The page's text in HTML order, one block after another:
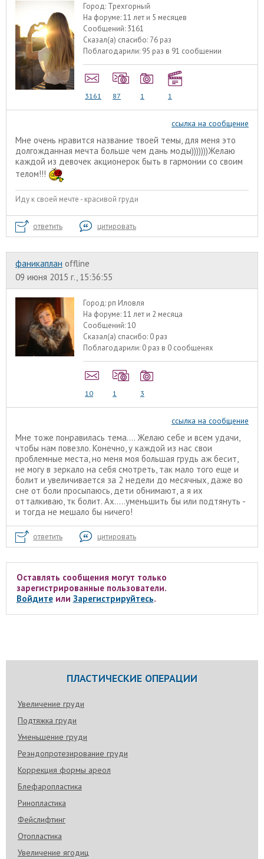
Город: Трехгорный
На форуме:11 лет и 5 месяцев
Сообщений: 3161
Сказал(а) спасибо: 76 раз
Поблагодарили: 95 раз в 91 сообщении
3161 87 1 1
ссылка на сообщение
Мне очень нравится название твоей темы, для меня это
долгожданная мечта больше чем дань моды)))))))Желаю
каждой из девочек акционерок быть в гармонии со своим
телом!!!
Иду к своей мечте - красивой груди
ответить цитировать
фаникаплан offline
09 июня 2015 г., 15:36:55
Город: рп Иловля
На форуме:11 лет и 2 месяца
Сообщений:10
Сказал(а) спасибо: 0 раз
Поблагодарили: 0 раз в 0 сообщенях
10 1 3
ссылка на сообщение
Мне тоже понравилась тема.... Желаю себе и всем удачи,
чтобы нам повезло. Конечно, у каждой из нас свои
проблемные места, но меня моя большая грудь аж бесит,
не могу в зеркало на себя смотреть, так мало того еще и
болит и увеличивается за 2 недели до месячных, даже во
сне от боли просыпаюсь, дети обнимают, а я их
отталкиваю, тк болит. Ах.....уменьшить бы или подтянуть -
и тогда не мешало бы ничего!
ответить цитировать
Оставлять сообщения могут только
зарегистрированные пользователи.
Войдитеили Зарегистрируйтесь.
ПЛАСТИЧЕСКИЕ ОПЕРАЦИИ
Увеличение груди
Подтяжка груди
Уменьшение груди
Реэндопротезирование груди
Коррекция формы ареол
Блефаропластика
Ринопластика
Фейслифтинг
Отопластика
Увеличение ягодиц